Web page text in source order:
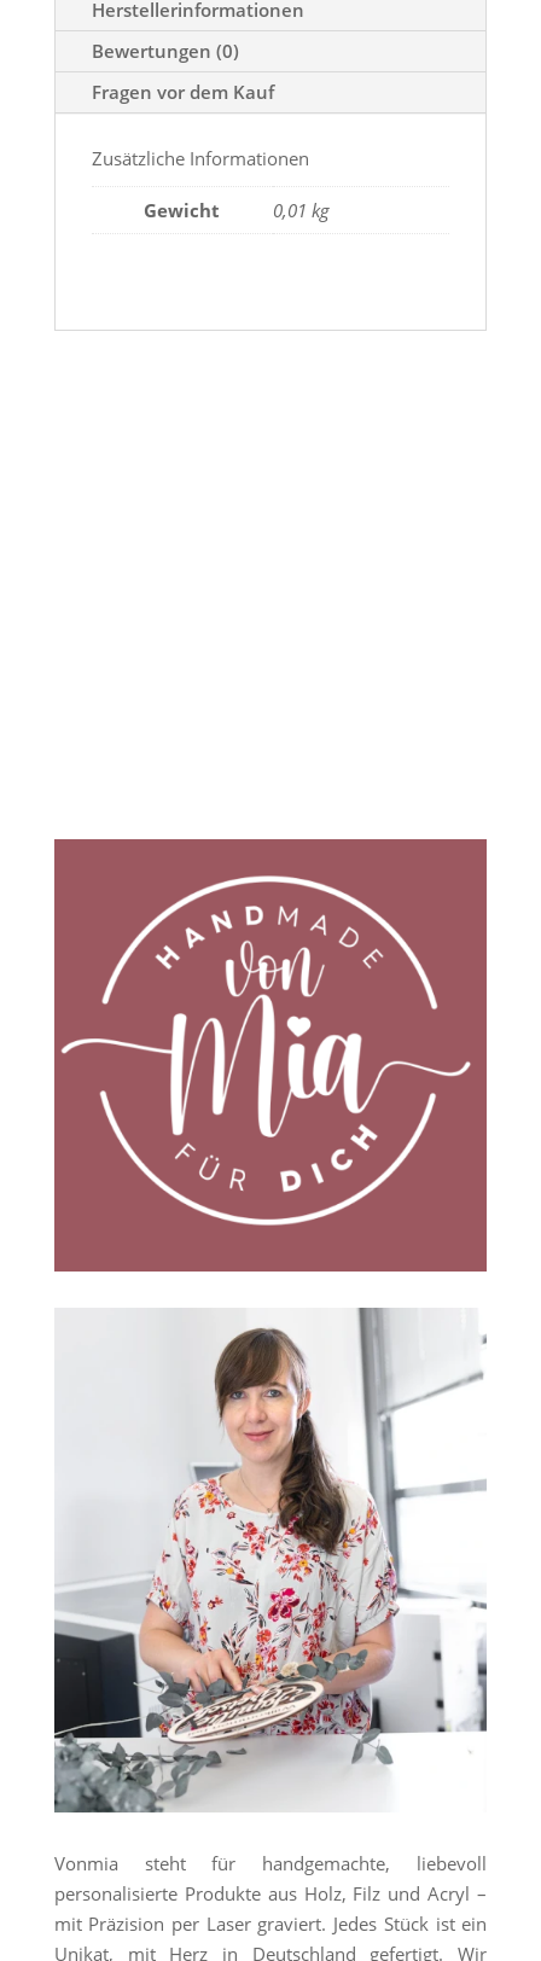
Herstellerinformationen
Bewertungen (0)
Fragen vor dem Kauf
Zusätzliche Informationen
Gewicht 0,01 kg
Vonmia steht für handgemachte, liebevoll
personalisierte Produkte aus Holz, Filz und Acryl –
mit Präzision per Laser graviert. Jedes Stück ist ein
Unikat, mit Herz in Deutschland gefertigt. Wir